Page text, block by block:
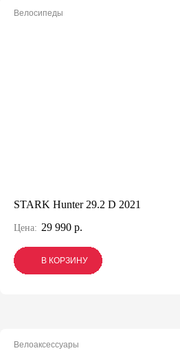
Велосипеды
STARK Hunter 29.2 D 2021
Цена: 29 990 р.
В КОРЗИНУ
В КОРЗИНУ
В КОРЗИНУ
Велоаксессуары